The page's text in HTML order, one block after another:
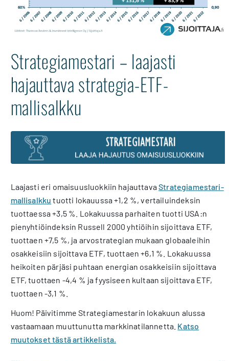
Strategiamestari – laajasti
hajauttava strategia-ETF-
mallisalkku
Laajasti eri omaisuusluokkiin hajauttavaStrategiamestari-
mallisalkku tuotti lokauussa +1,2 %, vertailuindeksin
tuottaessa +3,5 %. Lokakuussa parhaiten tuotti USA:n
pienyhtiöindeksin Russell 2000 yhtiöihin sijoittava ETF,
tuottaen +7,5 %, ja arvostrategian mukaan globaaleihin
osakkeisiin sijoittava ETF, tuottaen +6,1 %. Lokakuussa
heikoiten pärjäsi puhtaan energian osakkeisiin sijoittava
ETF, tuottaen -4,4 % ja fyysiseen kultaan sijoittava ETF,
tuottaen -3,1 %.
Huom! Päivitimme Strategiamestarin lokakuun alussa
vastaamaan muuttunutta markkinatilannetta. Katso
muutokset tästä artikkelista.